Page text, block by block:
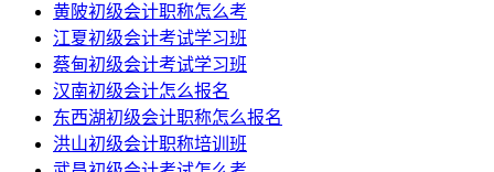
黄陂初级会计职称怎么考
江夏初级会计考试学习班
蔡甸初级会计考试学习班
汉南初级会计怎么报名
东西湖初级会计职称怎么报名
洪山初级会计职称培训班